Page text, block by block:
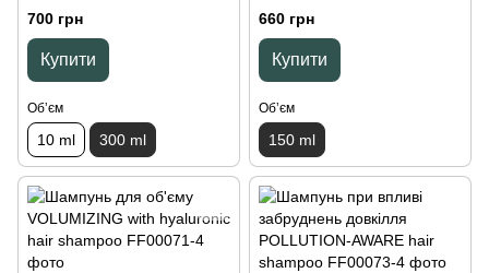
NOURISHMENT curly hair
shampoo, 300 ml
700 грн
Купити
Обʼєм
10 ml 300 ml
SENSITIVE SKIN hair
shampoo, 150 ml
660 грн
Купити
Обʼєм
150 ml